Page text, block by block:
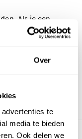
Over
te
media te bieden
Ook delen we
Als je een
raden we een
per inch) aan. Zo